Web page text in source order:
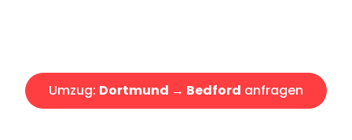
Umzug: Dortmund → Bedford anfragen